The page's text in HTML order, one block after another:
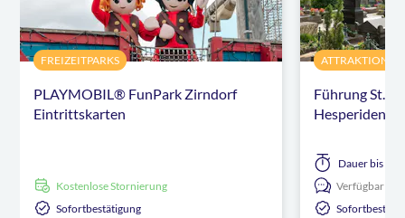
FREIZEITPARKS
PLAYMOBIL® FunPark Zirndorf
Eintrittskarten
kostenlose Stornierung
Sofortbestätigung
Führung St.
Dauer bis zu
Verfügbar in: